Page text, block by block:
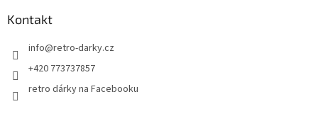
Kontakt
info@retro-darky.cz
+420 773737857
retro dárky na Facebooku